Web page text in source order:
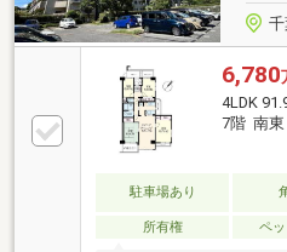
千
6,780
4LDK
7階 南東
駐車場あり
所有権
ペ